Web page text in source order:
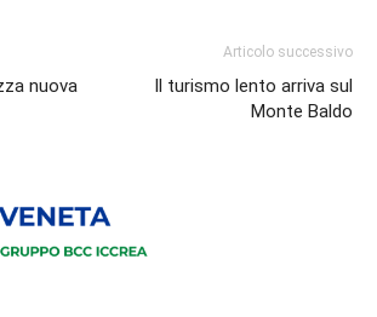
nuova
Articolo successivo
Il turismo lento arriva sul
Monte Baldo